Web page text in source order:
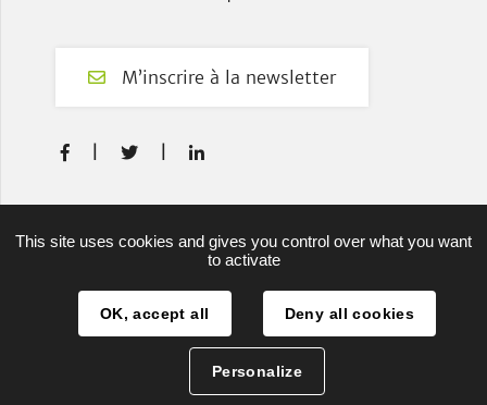
M’inscrire à la newsletter

c
k

i
r

n
e
n
Plan du site
Projets européens
This site uses cookies and gives you control over what you want
to activate
OK, accept all Deny all cookies
Personalize